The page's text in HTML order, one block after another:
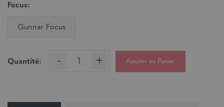
Focus:
Gunnar Focus
Quantité: - + Ajouter au Panier